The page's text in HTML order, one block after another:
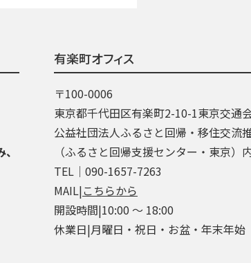
有楽町オフィス
〒100-0006
東京都千代田区有楽町2-10-1東京交通
公益社団法人ふるさと回帰・移住交流
（ふるさと回帰支援センター・東京）
TEL│090-1657-7263
MAIL|こちらから
開設時間|10:00 ～ 18:00
休業日|月曜日・祝日・お盆・年末年始